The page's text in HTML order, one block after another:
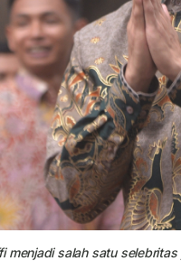
menjadi salah satu